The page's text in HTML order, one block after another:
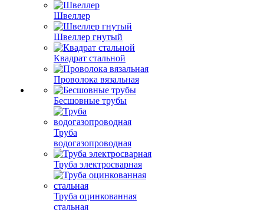
Швеллер
Швеллер гнутый
Квадрат стальной
Проволока вязальная
Бесшовные трубы
Труба
водогазопроводная
Труба электросварная
Труба оцинкованная
стальная